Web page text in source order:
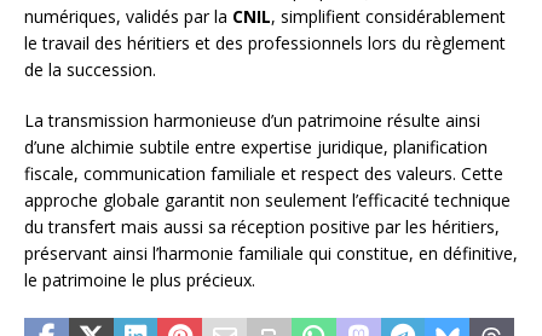
numériques, validés par la CNIL, simplifient considérablement
le travail des héritiers et des professionnels lors du règlement
de la succession.
La transmission harmonieuse d’un patrimoine résulte ainsi
d’une alchimie subtile entre expertise juridique, planification
fiscale, communication familiale et respect des valeurs. Cette
approche globale garantit non seulement l’efficacité technique
du transfert mais aussi sa réception positive par les héritiers,
préservant ainsi l’harmonie familiale qui constitue, en définitive,
le patrimoine le plus précieux.